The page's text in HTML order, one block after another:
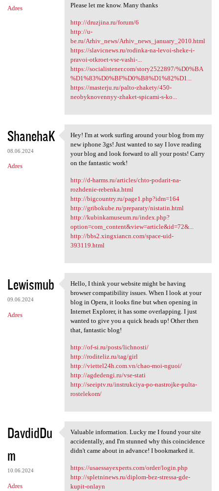
Adres
Please let me know. Many thanks
http://druzjina.ru/forum/6
http://u-
be.ru/Arhiv_news/Arhiv_news_january_2010.html
https://slavicnews.ru/rodinka-na-levoi-sheke-i-
pravoi-otkroet-vse-vashi-...
https://socialistener.com/story2522897/%D0%BA
%D1%83%D0%BF%D0%B8%D1%82%D1...
https://masterju.ru/palto-zhakety/450-
neobyknovennyy-zhaket-spicami-s-ko...
ShanehaK
08.06.2024
Adres
Hey! I'm at work surfing
Hey! I'm at work surfing around your blog from my
new iphone 3gs! Just wanted to say I love reading
your blog and look forward to all your posts! Carry
on the fantastic work!
http://d-harms.ru/articles/chto-podarit-na-
rozhdenie-rebenka.html
http://bigcountry.ru/page1.php?idm=164
http://gribokube.ru/preparaty/nistatin.html
http://kubinkamuseum.ru/index.php?
option=com_content&view=article&id=72&...
http://bbs2.xingxiancn.com/space-uid-
393119.html
Lewismub
09.06.2024
Adres
Hello, I think your website
Hello, I think your website might be having
browser compatibility issues. When I look at your
blog in Opera, it looks fine but when opening in
Internet Explorer, it has some overlapping. I just
wanted to give you a quick heads up! Other then
that, fantastic blog!
http://of-si.ru/posts/lichnosti/
http://roditeliz.ru/tag/girl
http://viettel24h.com.vn/chao-moi-nguoi/
http://agdedengi.ru/vse-stati
http://seeiptv.ru/instrukciya-po-nastrojke-pulta-
rostelekom/
DavdidDu
m
10.06.2024
Adres
Valuable information. Lucky
Valuable information. Lucky me I found your site
accidentally, and I'm stunned why this coincidence
didn't came about in advance! I bookmarked it.
https://usaessayexperts.com/order/login.php
http://spletninews.ru/diplom-bez-stressa-gde-
kupit-onlayn